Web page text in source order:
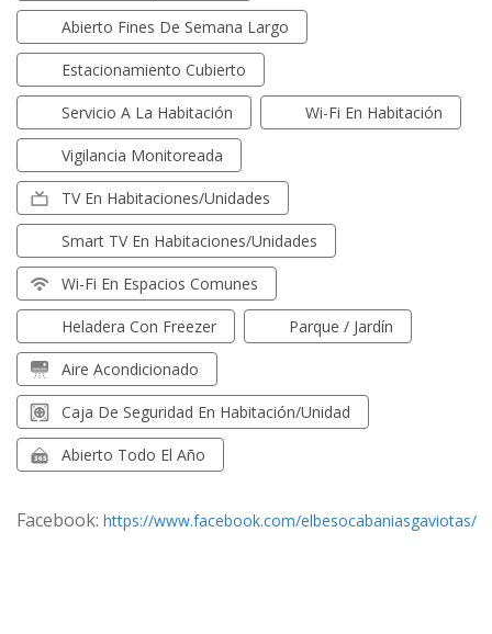
Abierto Fines De Semana Largo
Estacionamiento Cubierto
Servicio A La Habitación Wi-Fi En Habitación
Vigilancia Monitoreada
TV En Habitaciones/unidades
Smart TV En Habitaciones/unidades
Wi-Fi En Espacios Comunes
Heladera Con Freezer Parque / Jardín
Aire Acondicionado
Caja De Seguridad En Habitación/unidad
Abierto Todo El Año
Facebook: https://www.facebook.com/elbesocabaniasgaviotas/